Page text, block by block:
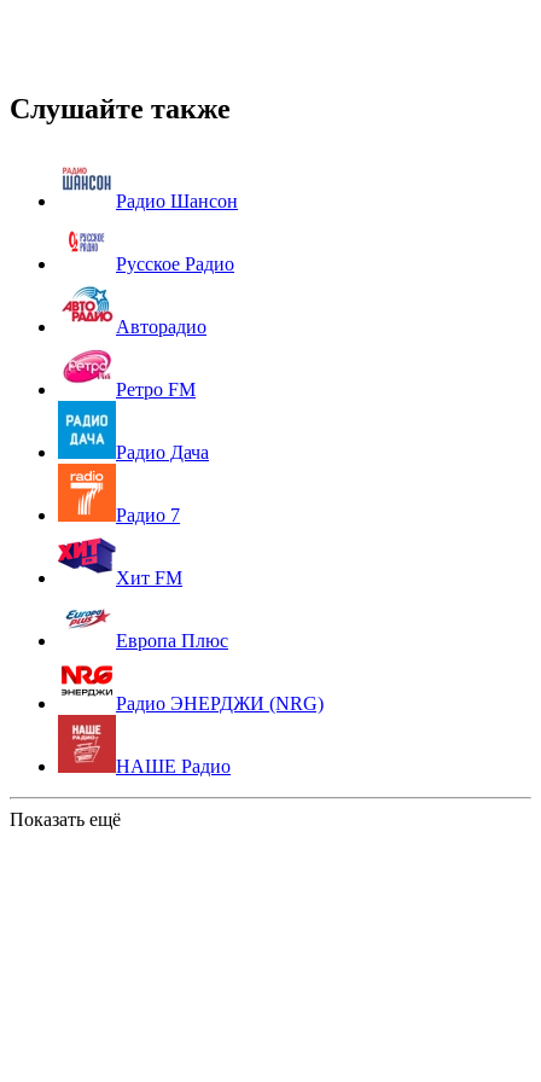
Слушайте также
Радио Шансон
Русское Радио
Авторадио
Ретро FM
Радио Дача
Радио 7
Хит FM
Европа Плюс
Радио ЭНЕРДЖИ (NRG)
НАШЕ Радио
Показать ещё